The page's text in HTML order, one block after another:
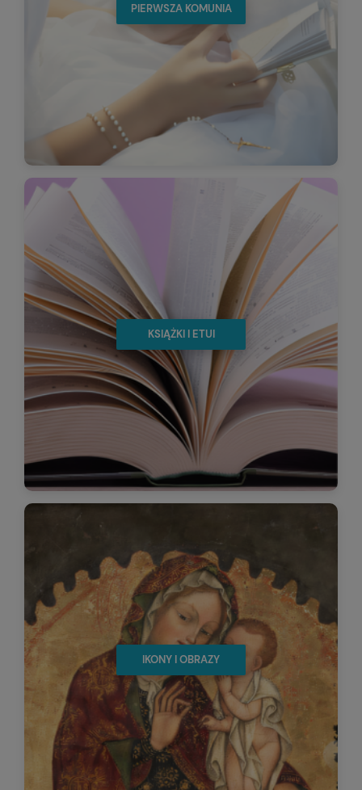
PIERWSZA KOMUNIA
KSIĄŻKI I ETUI
IKONY I OBRAZY